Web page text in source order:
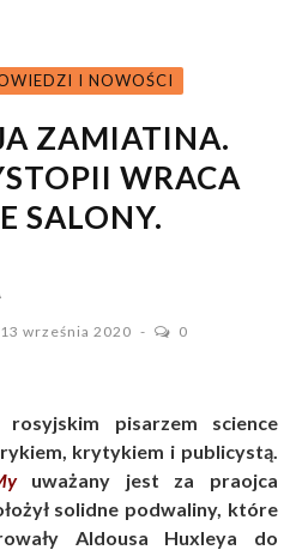
I NOWOŚCI
ZAMIATINA.
WRACA
SALONY.
13 września 2020 0
pisarzem science
krytykiem i publicystą.
uważany jest za praojca
solidne podwaliny, które
Aldousa Huxleya do